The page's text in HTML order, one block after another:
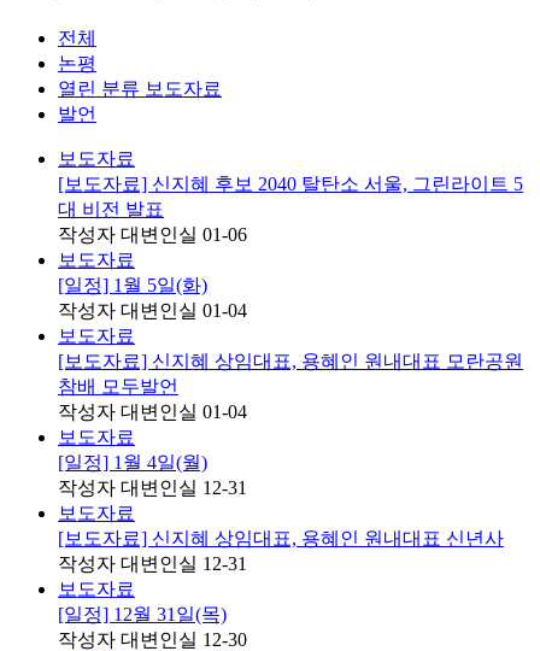
전체
논평
열린 분류 보도자료
발언
보도자료
[보도자료] 신지혜 후보 2040 탈탄소 서울, 그린라이트 5
대 비전 발표
작성자 대변인실 01-06
보도자료
[일정] 1월 5일(화)
작성자 대변인실 01-04
보도자료
[보도자료] 신지혜 상임대표, 용혜인 원내대표 모란공원
참배 모두발언
작성자 대변인실 01-04
보도자료
[일정] 1월 4일(월)
작성자 대변인실 12-31
보도자료
[보도자료] 신지혜 상임대표, 용혜인 원내대표 신년사
작성자 대변인실 12-31
보도자료
[일정] 12월 31일(목)
작성자 대변인실 12-30